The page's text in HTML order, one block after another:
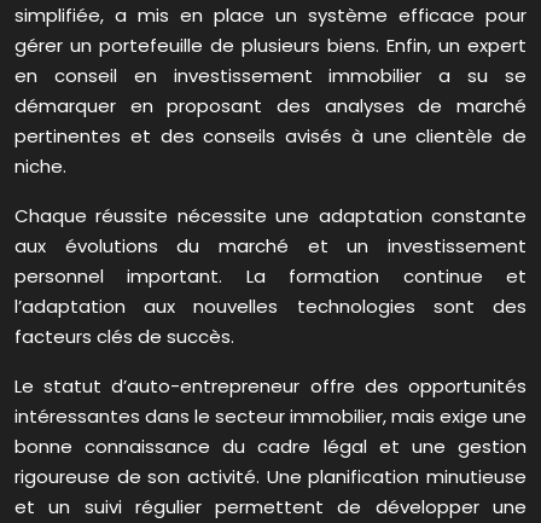
simplifiée, a mis en place un système efficace pour
gérer un portefeuille de plusieurs biens. Enfin, un expert
en conseil en investissement immobilier a su se
démarquer en proposant des analyses de marché
pertinentes et des conseils avisés à une clientèle de
niche.
Chaque réussite nécessite une adaptation constante
aux évolutions du marché et un investissement
personnel important. La formation continue et
l’adaptation aux nouvelles technologies sont des
facteurs clés de succès.
Le statut d’auto-entrepreneur offre des opportunités
intéressantes dans le secteur immobilier, mais exige une
bonne connaissance du cadre légal et une gestion
rigoureuse de son activité. Une planification minutieuse
et un suivi régulier permettent de développer une